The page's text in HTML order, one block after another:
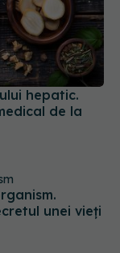
hepatic.
de la
unei vieți